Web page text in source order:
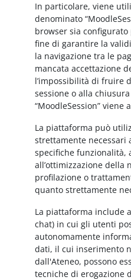
In particolare, viene
denominato
browser sia
fine di garantire la
la navigazione tra le
mancata accettazione
l’impossibilità di fruire
sessione o alla
“MoodleSession”
La piattaforma può
strettamente necessari
specifiche funzionalità,
all’ottimizzazione della
profilazione o
quanto strettamente
La piattaforma include
chat) in cui gli utenti
autonomamente
dati, il cui inserimento
dall'Ateneo, possono
tecniche di erogazione